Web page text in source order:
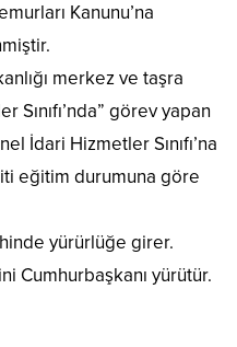
Kanunu’na
merkez ve taşra
Sınıfı’nda” görev yapan
İdari Hizmetler Sınıfı’na
eğitim durumuna göre
yürürlüğe girer.
Cumhurbaşkanı yürütür.